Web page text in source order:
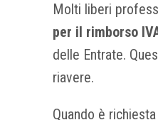
Molti liberi
per il rimborso
delle Entrate.
riavere.
Quando è